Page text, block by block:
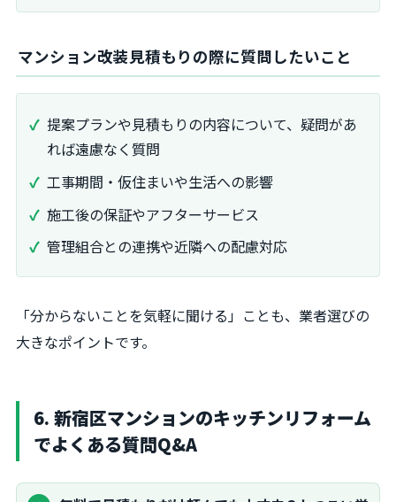
マンション改装見積もりの際に質問したいこと
提案プランや見積もりの内容について、疑問があ
れば遠慮なく質問
工事期間・仮住まいや生活への影響
施工後の保証やアフターサービス
管理組合との連携や近隣への配慮対応
「分からないことを気軽に聞ける」ことも、業者選びの
大きなポイントです。
6. 新宿区マンションのキッチンリフォーム
でよくある質問Q&A